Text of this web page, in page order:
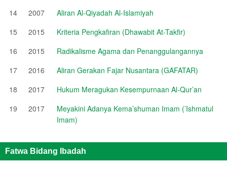
14
2007
Aliran Al-Qiyadah Al-Islamiyah
15
2015
Kriteria Pengkafiran (Dhawabit At-Takfir)
16
2015
Radikalisme Agama dan Penanggulangannya
17
2016
Aliran Gerakan Fajar Nusantara (GAFATAR)
18
2017
Hukum Meragukan Kesempurnaan Al-Qur’an
19
2017
Meyakini Adanya Kema’shuman Imam (’Ishmatul
Imam)
Fatwa Bidang Ibadah